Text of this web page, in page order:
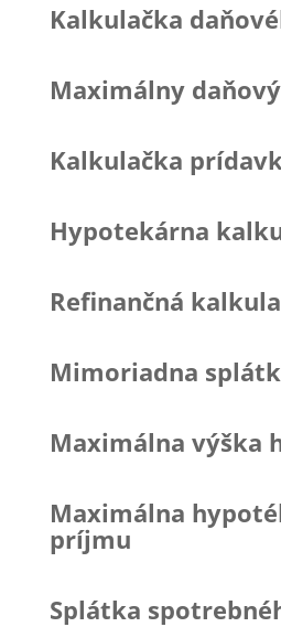
Kalkulačka
Maximálny
Kalkulačka
Hypotekárna
Refinančná
Mimoriadna
Maximálna výška
Maximálna
príjmu
Splátka